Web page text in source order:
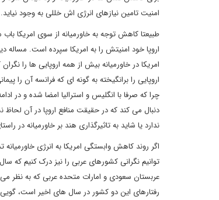
امنیت تامین نیازهای انرژی اش خللی به وجود نیاید.
طبیعتا کاهش توجه به خاورمیانه از سوی امریکا باب
اروپا خود امنیتش را به امریکا سپرده است.
امریکا در خاورمیانه بیش از همه اروپایی ها را
اروپایی را برانگیخته به گونه ای که فرانسه آن را
چرا که صرفا با انگلیس و استرالیا امضا شده و در
دنبال می کند که در حقیقت منافع اروپا در آن
ندارد یا شاید به تاثیرگذاری هند بر خاورمیانه در
اگر روند کاهش وابستگی امریکا به انرژی
توانیم نگرانی کشورهای عربی را نیز درک کنیم که
عربستان سعودی و امارات متحده عربی که به نظر می
رفتارهای این دو کشور در سال های اخیر است،